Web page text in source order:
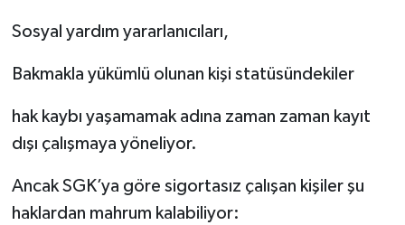
Sosyal yardım yararlanıcıları,
Bakmakla yükümlü olunan kişi statüsündekiler
hak kaybı yaşamamak adına zaman zaman kayıt
dışı çalışmaya yöneliyor.
Ancak SGK’ya göre sigortasız çalışan kişiler şu
haklardan mahrum kalabiliyor: